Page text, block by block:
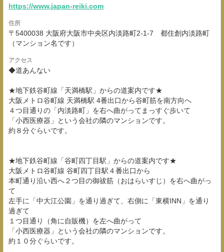
https://www.japan-reiki.com
住所
〒5400038 大阪府大阪市中央区内淡路町2-1-7 都住創内淡路町
（マンション名です）
アクセス
◆道あんない
★地下鉄谷町線「天満橋駅」からの道案内です★
大阪メトロ谷町線 天満橋駅 4番出口から谷町筋を南方向へ
４つ目通りの「内淡路町」を右へ曲がってまっすぐ歩いて
「小西医療器」という会社の隣のマンションです。
約８分ぐらいです。
★地下鉄谷町線「谷町四丁目駅」からの道案内です★
大阪メトロ谷町線 谷町四丁目駅４番出口から
本町通り沿い西へ２つ目の御祓筋（おはらいすじ）を右へ曲がっ
て
左手に「中大江公園」を通り過ぎて、右側に「東横INN」を通り
過ぎて
１つ目通り（角に自販機）を左へ曲がって
「小西医療器」という会社の隣のマンションです。
約１０分ぐらいです。